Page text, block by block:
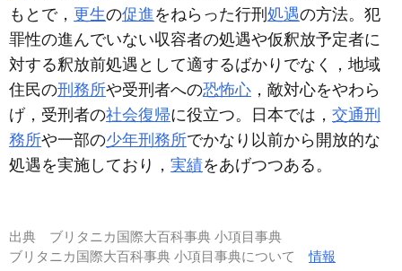
もとで， 更生の促進 をねらった行刑 処遇の方法。犯
罪性の進んでいない収容者の処遇や仮釈放予定者に
対する釈放前処遇として適するばかりでなく，地域
住民の刑務所や受刑者への恐怖心 ，敵対心をやわら
げ，受刑者の社会復帰に役立つ。日本では， 交通刑
務所や一部の少年刑務所でかなり以前から開放的な
処遇を実施しており， 実績をあげつつある。
出典 ブリタニカ国際大百科事典 小項目事典
ブリタニカ国際大百科事典 小項目事典について情報